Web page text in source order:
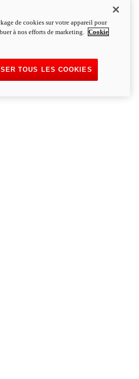
de cookies sur votre appareil pour
à nos efforts de marketing. Cookie
TOUS LES COOKIES